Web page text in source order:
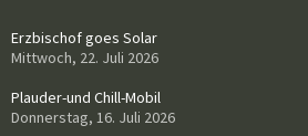
Erzbischof goes Solar
Mittwoch, 22. Juli 2026
Plauder-und Chill-Mobil
Donnerstag, 16. Juli 2026